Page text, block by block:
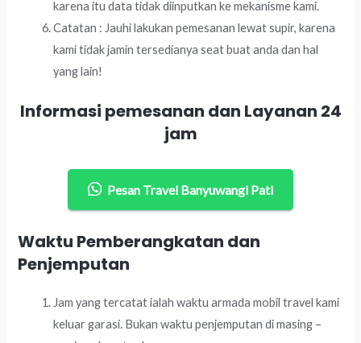
karena itu data tidak diinputkan ke mekanisme kami.
Catatan : Jauhi lakukan pemesanan lewat supir, karena
kami tidak jamin tersedianya seat buat anda dan hal
yang lain!
Informasi pemesanan dan Layanan 24
jam
Pesan Travel Banyuwangi Pati
Waktu Pemberangkatan dan
Penjemputan
Jam yang tercatat ialah waktu armada mobil travel kami
keluar garasi. Bukan waktu penjemputan di masing –